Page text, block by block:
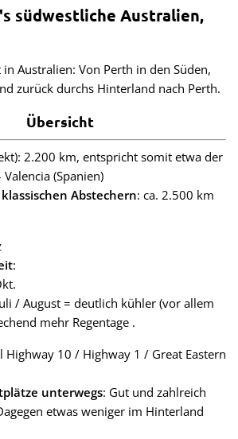
südwestliche Australien,
Australien: Von Perth in den Süden,
zurück durchs Hinterland nach Perth.
Übersicht
2.200 km, entspricht somit etwa der
(Spanien)
Abstechern: ca. 2.500 km
:
/ August = deutlich kühler (vor allem
mehr Regentage .
Highway 10 / Highway 1 / Great Eastern
unterwegs: Gut und zahlreich
etwas weniger im Hinterland